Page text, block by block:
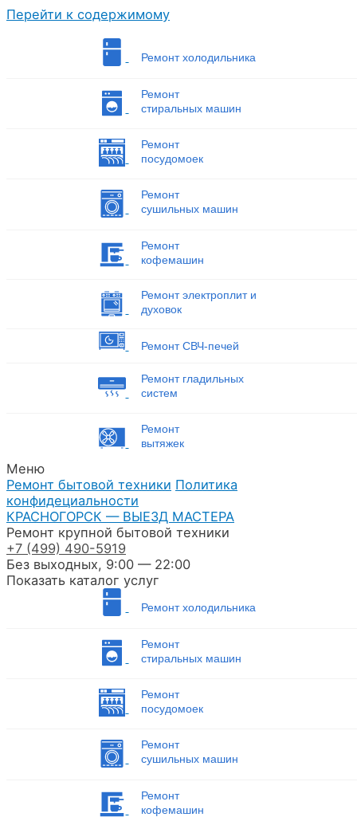
Перейти к содержимому
Ремонт холодильника
Ремонт
стиральных машин
Ремонт
посудомоек
Ремонт
сушильных машин
Ремонт
кофемашин
Ремонт электроплит и
духовок
Ремонт СВЧ-печей
Ремонт гладильных
систем
Ремонт
вытяжек
Меню
Ремонт бытовой техники Политика
конфидециальности
КРАСНОГОРСК — ВЫЕЗД МАСТЕРА
Ремонт крупной бытовой техники
+7 (499) 490-5919
Без выходных, 9:00 — 22:00
Показать каталог услуг
Ремонт холодильника
Ремонт
стиральных машин
Ремонт
посудомоек
Ремонт
сушильных машин
Ремонт
кофемашин